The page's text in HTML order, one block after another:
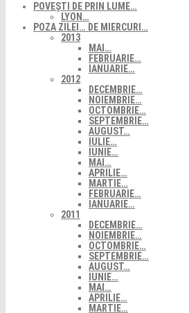
POVEȘTI DE PRIN LUME…
LYON…
POZA ZILEI… DE MIERCURI…
2013
MAI…
FEBRUARIE…
IANUARIE…
2012
DECEMBRIE…
NOIEMBRIE…
OCTOMBRIE…
SEPTEMBRIE…
AUGUST…
IULIE…
IUNIE…
MAI…
APRILIE…
MARTIE…
FEBRUARIE…
IANUARIE…
2011
DECEMBRIE…
NOIEMBRIE…
OCTOMBRIE…
SEPTEMBRIE…
AUGUST…
IUNIE…
MAI…
APRILIE…
MARTIE…